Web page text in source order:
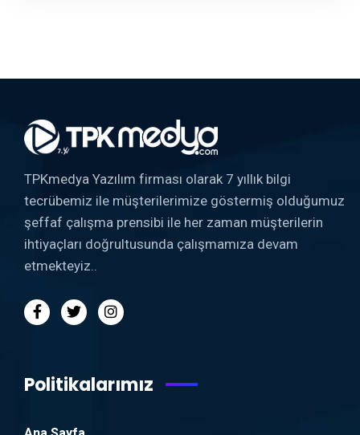
TPKmedya Yazılım firması olarak 7 yıllık bilgi
tecrübemiz ile müşterilerimize göstermiş olduğumuz
şeffaf çalışma prensibi ile her zaman müşterilerin
ihtiyaçları doğrultusunda çalışmamıza devam
etmekteyiz..
Politikalarımız